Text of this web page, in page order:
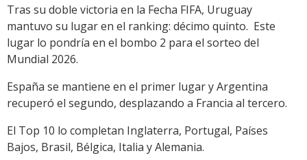
Link
Tras su doble victoria en la Fecha FIFA, Uruguay
mantuvo su lugar en el ranking: décimo quinto. Este
lugar lo pondría en el bombo 2 para el sorteo del
Mundial 2026.
España se mantiene en el primer lugar y Argentina
recuperó el segundo, desplazando a Francia al tercero.
El Top 10 lo completan Inglaterra, Portugal, Países
Bajos, Brasil, Bélgica, Italia y Alemania.